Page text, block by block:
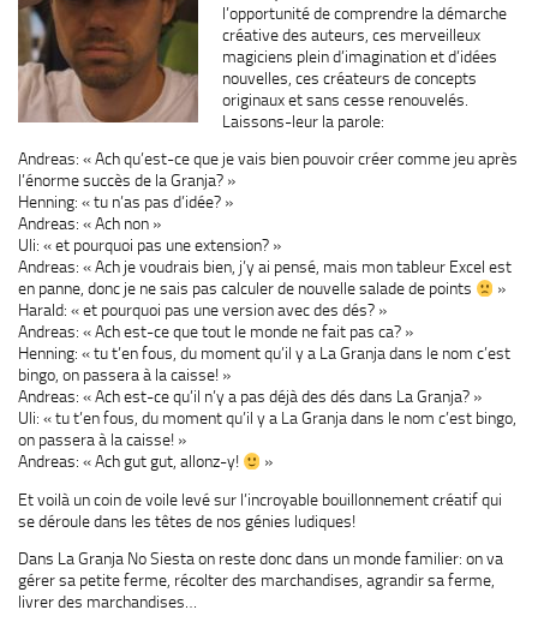
l’opportunité de comprendre la démarche
créative des auteurs, ces merveilleux
magiciens plein d’imagination et d’idées
nouvelles, ces créateurs de concepts
originaux et sans cesse renouvelés.
Laissons-leur la parole:
Andreas: « Ach qu’est-ce que je vais bien pouvoir créer comme jeu après
l’énorme succès de la Granja? »
Henning: « tu n’as pas d’idée? »
Andreas: « Ach non »
Uli: « et pourquoi pas une extension? »
Andreas: « Ach je voudrais bien, j’y ai pensé, mais mon tableur Excel est
en panne, donc je ne sais pas calculer de nouvelle salade de points
»
Harald: « et pourquoi pas une version avec des dés? »
Andreas: « Ach est-ce que tout le monde ne fait pas ca? »
Henning: « tu t’en fous, du moment qu’il y a La Granja dans le nom c’est
bingo, on passera à la caisse! »
Andreas: « Ach est-ce qu’il n’y a pas déjà des dés dans La Granja? »
Uli: « tu t’en fous, du moment qu’il y a La Granja dans le nom c’est bingo,
on passera à la caisse! »
Andreas: « Ach gut gut, allonz-y!
»
Et voilà un coin de voile levé sur l’incroyable bouillonnement créatif qui
se déroule dans les têtes de nos génies ludiques!
Dans La Granja No Siesta on reste donc dans un monde familier: on va
gérer sa petite ferme, récolter des marchandises, agrandir sa ferme,
livrer des marchandises…